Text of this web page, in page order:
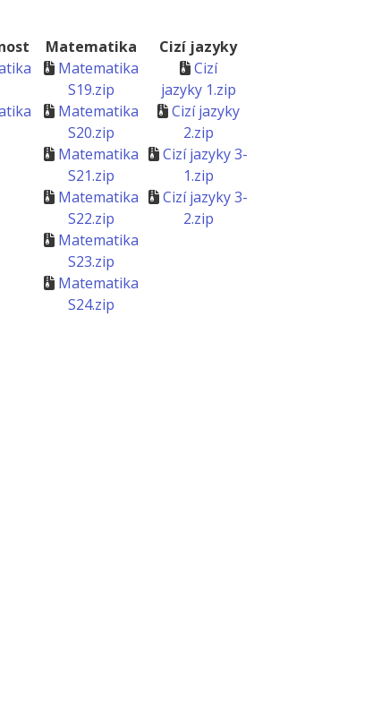
Matematika
Cizí jazyky
Matematika
S19.zip
Cizí
jazyky 1.zip
Matematika
S20.zip
Cizí jazyky
2.zip
Matematika
S21.zip
Cizí jazyky 3-
1.zip
Matematika
S22.zip
Cizí jazyky 3-
2.zip
Matematika
S23.zip
Matematika
S24.zip